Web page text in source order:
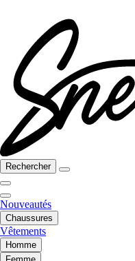
Rechercher
Nouveautés
Chaussures
Vêtements
Homme